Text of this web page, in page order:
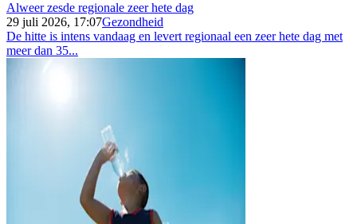
Alweer zesde regionale zeer hete dag
29 juli 2026, 17:07Gezondheid
De hitte is intens vandaag en levert regionaal een zeer hete dag met
meer dan 35...